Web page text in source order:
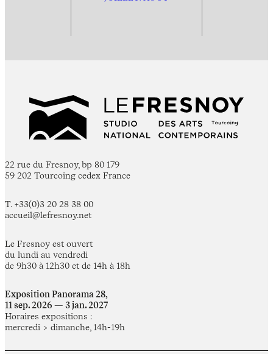
22 rue du Fresnoy, bp 80 179
59 202 Tourcoing cedex France
T. +33(0)3 20 28 38 00
accueil@lefresnoy.net
Le Fresnoy est ouvert
du lundi au vendredi
de 9h30 à 12h30 et de 14h à 18h
Exposition Panorama 28,
11 sep. 2026 — 3 jan. 2027
Horaires expositions :
mercredi > dimanche, 14h-19h